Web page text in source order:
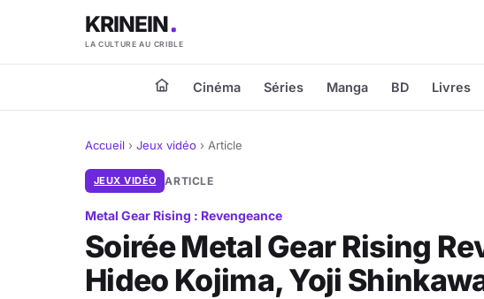
KRINEIN
LA CULTURE AU CRIBLE
Cinéma Séries Manga BD Livres
Accueil › Jeux vidéo › Article
JEUX VIDÉO ARTICLE
Metal Gear Rising : Revengeance
Soirée Metal Gear Rising
Hideo Kojima, Yoji